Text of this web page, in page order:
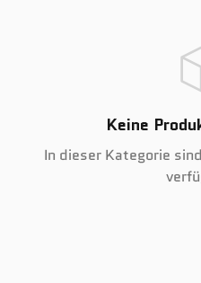
Keine
In dieser Kategorie